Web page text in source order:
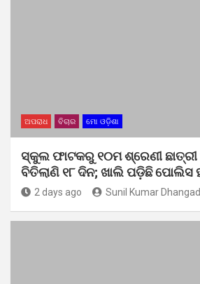
ଅପରାଧ ବିଚାର ମୋ ଓଡ଼ିଶା
ସ୍କୁଲ ଫାଟକରୁ ୧୦ମ ଶ୍ରେଣୀ
ବିତିଲାଣି ୧୮ ଦିନ; ଖାଲି ପଡ଼ିଛି ପୋଲିସ
2 days ago Sunil Kumar